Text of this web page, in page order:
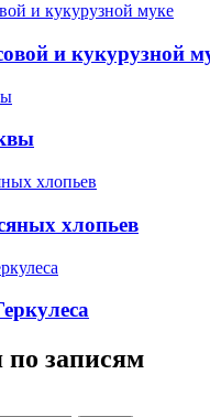
и кукурузной
хлопьев
записям